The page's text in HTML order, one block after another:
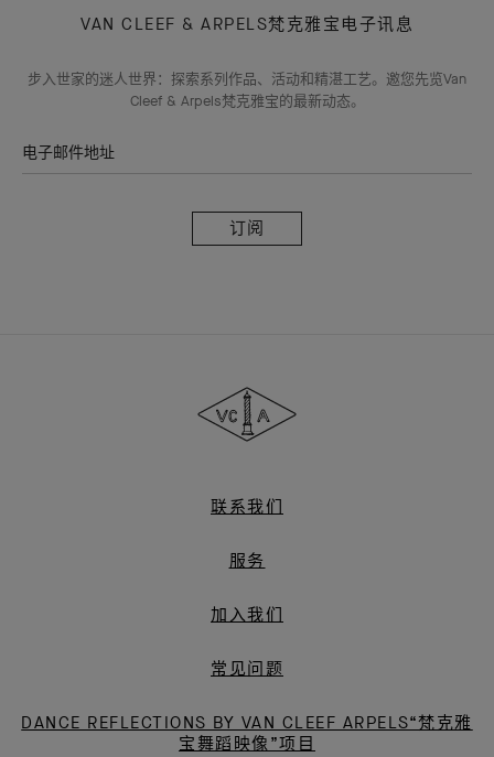
VAN CLEEF & ARPELS梵克雅宝电子讯息
步入世家的迷人世界：探索系列作品、活动和精湛工艺。邀您先览Van
Cleef & Arpels梵克雅宝的最新动态。
电子邮件地址
阅
&
Arpels
梵
雅
宝
联系我们
服务
加入我们
常见问题
DANCE REFLECTIONS BY VAN CLEEF ARPELS“梵克雅
宝舞蹈映像”项目